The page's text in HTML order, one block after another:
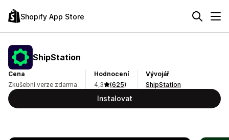
Shopify App Store
ShipStation
Cena
Zkušební verze zdarma
Hodnocení
4,3
(625)
Vývojář
ShipStation
Instalovat